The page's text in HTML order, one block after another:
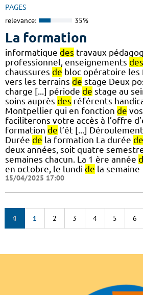
PAGES
relevance: 35%
La formation
informatique des travaux
professionnel, enseignements des
chaussures de bloc opératoire les
vers les terrains de stage Deux
charge [...] période de stage au
soins auprès des référents
Montpellier qui en fonction de
faciliterons votre accès à l’offre
formation de l’ét [...] Déroulement
Durée de la formation La durée de
deux années, soit quatre
semaines chacun. La 1 ère année
en octobre, le lundi de la semaine
15/04/2025 17:00
1 2 3 4 5 6